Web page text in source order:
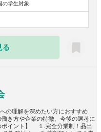
の学生対象
る
の理解を深めたい方におすすめ
き方や企業の特徴、今後の選考に
ポイント】 １.完全分業制！品出